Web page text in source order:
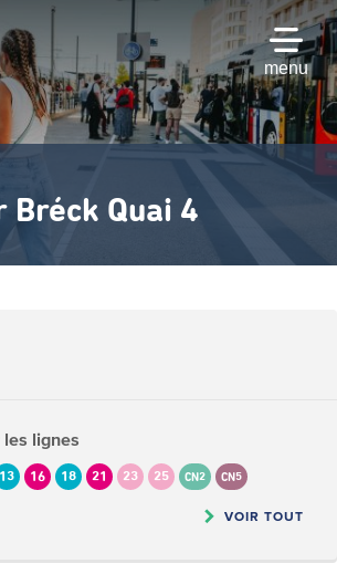
menu
Bréck Quai 4
lignes
13 16 18 21 23 25 CN2 CN5
VOIR TOUT